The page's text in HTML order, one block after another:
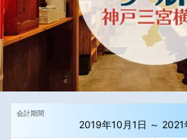
会計期間
2019年10月1日 ～